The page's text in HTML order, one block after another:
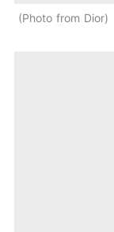
Photo from Dior